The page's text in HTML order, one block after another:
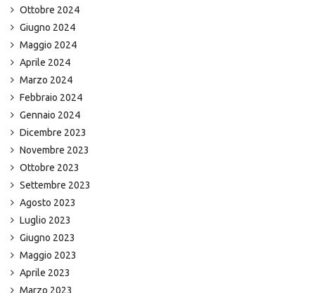
Ottobre 2024
Giugno 2024
Maggio 2024
Aprile 2024
Marzo 2024
Febbraio 2024
Gennaio 2024
Dicembre 2023
Novembre 2023
Ottobre 2023
Settembre 2023
Agosto 2023
Luglio 2023
Giugno 2023
Maggio 2023
Aprile 2023
Marzo 2023